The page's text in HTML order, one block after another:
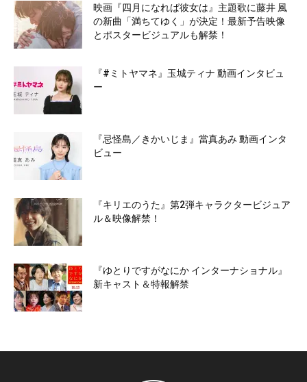
映画『四月になれば彼女は』主題歌に藤井 風
の新曲「満ちてゆく」が決定！最新予告映像
とポスタービジュアルも解禁！
『#ミトヤマネ』玉城ティナ 動画インタビュ
ー
『忌怪島／きかいじま』當真あみ 動画インタ
ビュー
『キリエのうた』第2弾キャラクタービジュア
ル＆映像解禁！
『ゆとりですがなにか インターナショナル』
新キャスト＆特報解禁